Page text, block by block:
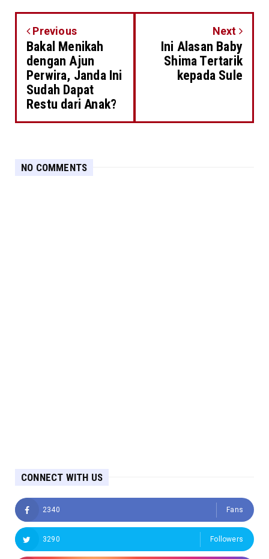
Previous
Bakal Menikah
dengan Ajun
Perwira, Janda Ini
Sudah Dapat
Restu dari Anak?
Next
Ini Alasan Baby
Shima Tertarik
kepada Sule
NO COMMENTS
CONNECT WITH US
2340 Fans
3290 Followers